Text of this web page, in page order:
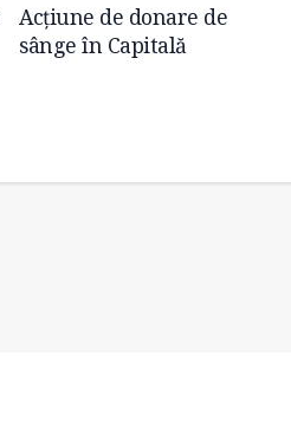
Acțiune de donare de
sânge în Capitală